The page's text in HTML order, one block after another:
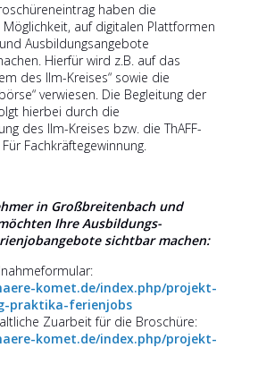
haben die
auf digitalen Plattformen
Ausbildungsangebote
Hierfür wird z.B. auf das
des Ilm-Kreises“ sowie die
verwiesen. Die Begleitung der
hierbei durch die
des Ilm-Kreises bzw. die ThAFF-
Fachkräftegewinnung.
in Großbreitenbach und
Ihre Ausbildungs-
sichtbar machen:
komet.de/index.php/projekt-
praktika-ferienjobs
Zuarbeit für die Broschüre:
komet.de/index.php/projekt-